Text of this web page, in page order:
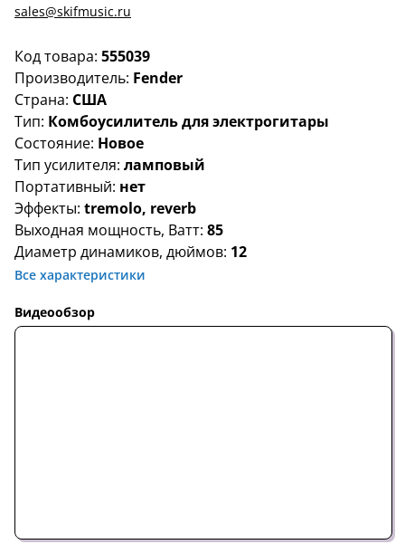
Код товара: 555039
Производитель: Fender
Страна: США
Тип: Комбоусилитель для электрогитары
Состояние: Новое
Тип усилителя: ламповый
Портативный: нет
Эффекты: tremolo, reverb
Выходная мощность, Ватт: 85
Диаметр динамиков, дюймов: 12
Все характеристики
Видеообзор
sales@skifmusic.ru